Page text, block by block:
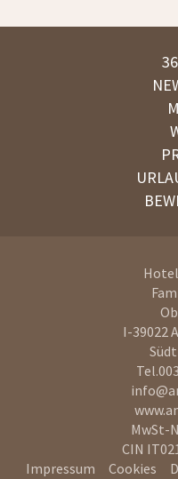
I-39022
Tel.
MwSt-
CIN
Impressum
Cookies